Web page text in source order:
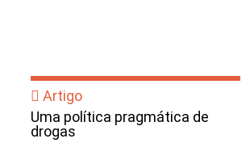
Artigo
Uma política pragmática de
drogas